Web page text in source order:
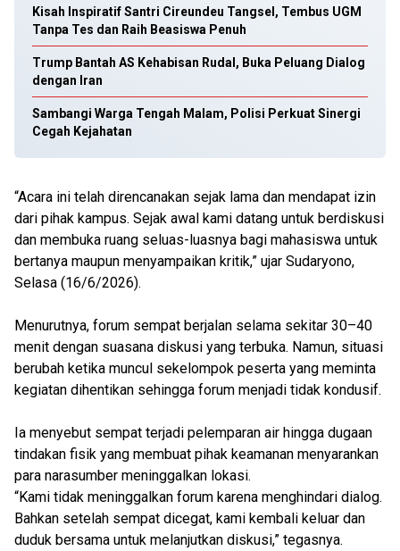
Kisah Inspiratif Santri Cireundeu Tangsel, Tembus UGM
Tanpa Tes dan Raih Beasiswa Penuh
Trump Bantah AS Kehabisan Rudal, Buka Peluang Dialog
dengan Iran
Sambangi Warga Tengah Malam, Polisi Perkuat Sinergi
Cegah Kejahatan
“Acara ini telah direncanakan sejak lama dan mendapat izin
dari pihak kampus. Sejak awal kami datang untuk berdiskusi
dan membuka ruang seluas-luasnya bagi mahasiswa untuk
bertanya maupun menyampaikan kritik,” ujar Sudaryono,
Selasa (16/6/2026).
Menurutnya, forum sempat berjalan selama sekitar 30–40
menit dengan suasana diskusi yang terbuka. Namun, situasi
berubah ketika muncul sekelompok peserta yang meminta
kegiatan dihentikan sehingga forum menjadi tidak kondusif.
Ia menyebut sempat terjadi pelemparan air hingga dugaan
tindakan fisik yang membuat pihak keamanan menyarankan
para narasumber meninggalkan lokasi.
“Kami tidak meninggalkan forum karena menghindari dialog.
Bahkan setelah sempat dicegat, kami kembali keluar dan
duduk bersama untuk melanjutkan diskusi,” tegasnya.